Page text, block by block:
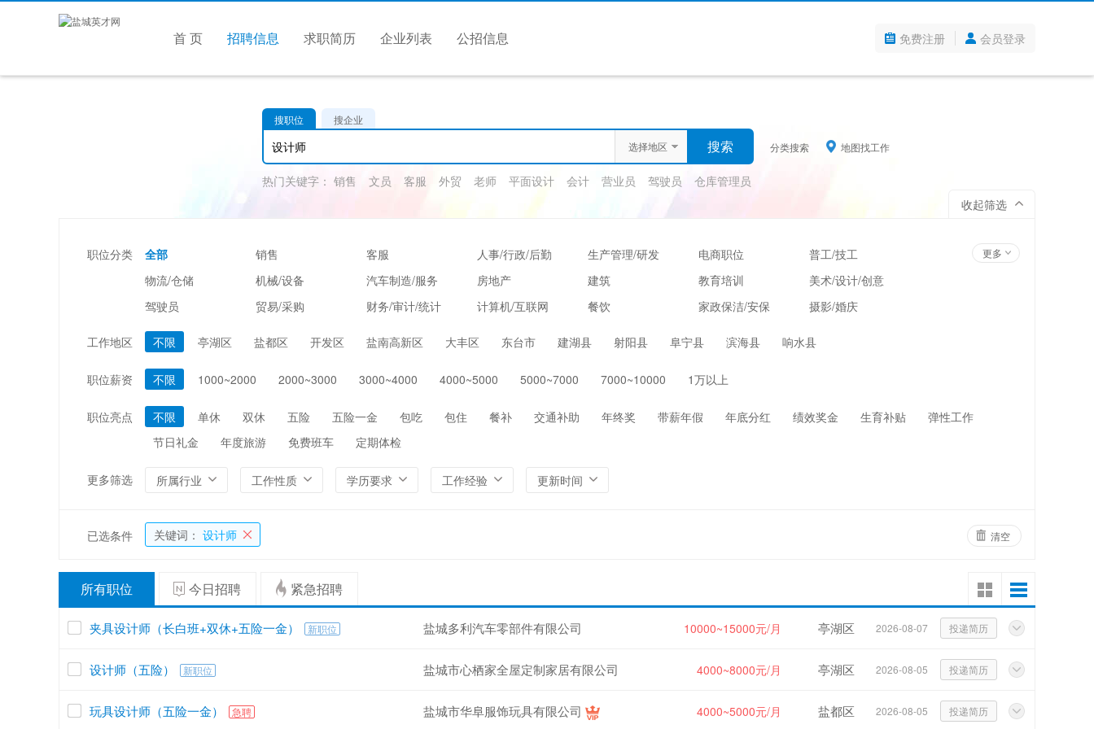
首 页 招聘信息 求职简历 企业列表 公招信息 免费注册 会员登录
搜职位
搜企业
选择地区
分类搜索 地图找工作
热门关键字： 销售 文员 客服 外贸 老师 平面设计 会计 营业员 驾驶员
仓库管理员
收起筛选
职位分类 全部 销售 客服 人事/行政/后勤 生产管理/研发 电商职位
普工/技工
物流/仓储
机械/设备 汽车制造/服务 房地产 建筑 教育培训
美术/设计/创意
驾驶员
贸易/采购 财务/审计/统计 计算机/互联网 餐饮 家政保洁/安保
摄影/婚庆
美容/美发
编辑/出版/印刷
金融/证券/投资 保险 医院/医疗/护理 制药/生物工程 通信/网络设备
能源/电力/矿产
化工 环保 农/林/牧/渔业 其他
更多
工作地区 不限 亭湖区 盐都区 开发区 盐南高新区 大丰区 东台市 建湖县 射阳县 阜宁县 滨海县 响水县
职位薪资 不限 1000~2000 2000~3000 3000~4000 4000~5000 5000~7000 7000~10000 1万以上
职位亮点 不限 单休 双休 五险 五险一金 包吃 包住 餐补 交通补助 年终奖 带薪年假 年底分红 绩效奖金 生育补贴
弹性工作
节日礼金
年度旅游 免费班车 定期体检
更多筛选 所属行业 工作性质 学历要求 工作经验 更新时间
已选条件 关键词： 设计师 清空
所有职位 今日招聘 紧急招聘
夹具设计师（长白班+双休+五险一金） 新职位 盐城多利汽车零部件有限公司 10000~15000元/月 亭湖区 2026-08-07 投递简历
设计师（五险） 新职位 盐城市心栖家全屋定制家居有限公司 4000~8000元/月 亭湖区 2026-08-05 投递简历
玩具设计师（五险一金） 急聘 盐城市华阜服饰玩具有限公司 4000~5000元/月 盐都区 2026-08-05 投递简历